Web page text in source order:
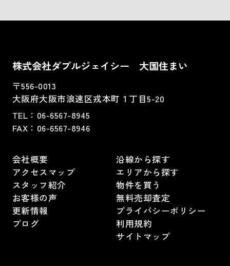
株式会社ダブルジェイシー 大国住まい
〒556-0013
大阪府大阪市浪速区戎本町１丁目5-20
TEL： 06-6567-8945
FAX：06-6567-8946
会社概要
アクセスマップ
スタッフ紹介
お客様の声
更新情報
ブログ
沿線から探す
エリアから探す
物件を買う
無料売却査定
プライバシーポリシー
利用規約
サイトマップ